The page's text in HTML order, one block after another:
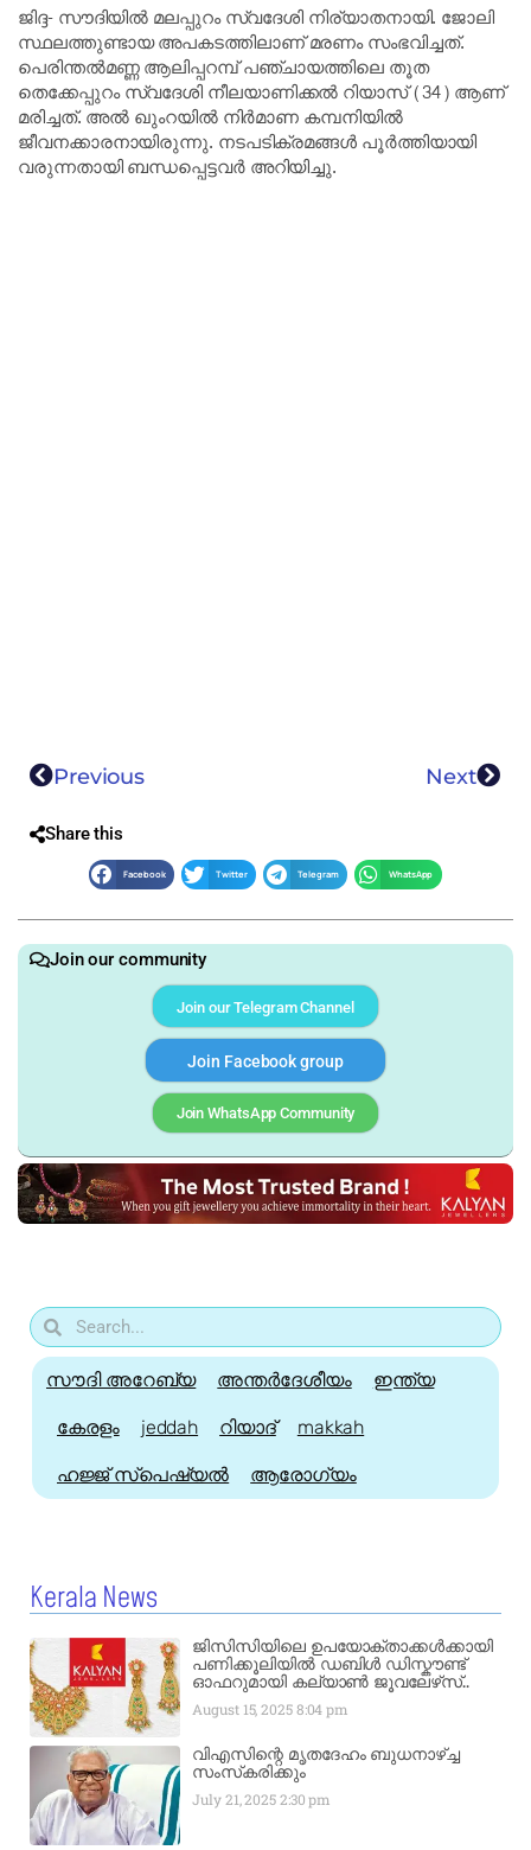
ജിദ്ദ- സൗദിയിൽ മലപ്പുറം സ്വദേശി നിര്യാതനായി. ജോലി
സ്ഥലത്തുണ്ടായ അപകടത്തിലാണ് മരണം സംഭവിച്ചത്.
പെരിന്തൽമണ്ണ ആലിപ്പറമ്പ് പഞ്ചായത്തിലെ തൂത
തെക്കേപ്പുറം സ്വദേശി നീലയാണിക്കൽ റിയാസ് (34) ആണ്
മരിച്ചത്. അൽ ഖുംറയിൽ നിർമാണ കമ്പനിയിൽ
ജീവനക്കാരനായിരുന്നു. നടപടിക്രമങ്ങൾ പൂർത്തിയായി
വരുന്നതായി ബന്ധപ്പെട്ടവർ അറിയിച്ചു.
Previous Next
Share this
Facebook Twitter Telegram WhatsApp
Join our community
Join our Telegram Channel
Join Facebook group
Join WhatsApp Community
സൗദി അറേബ്യ അന്തർദേശീയം ഇന്ത്യ
കേരളം jeddah റിയാദ് makkah
ഹജ്ജ്‌ സ്പെഷ്യൽ ആരോഗ്യം
Kerala News
ജിസിസിയിലെ ഉപയോക്താക്കൾക്കായി
പണിക്കൂലിയിൽ ഡബിൾ ഡിസ്കൗണ്ട്
ഓഫറുമായി കല്യാൺ ജൂവലേഴ്‌സ്..
August 15, 20258:04 pm
വിഎസിന്റെ മൃതദേഹം ബുധനാഴ്ച്ച
സംസ്‌കരിക്കും
July 21, 20252:30 pm